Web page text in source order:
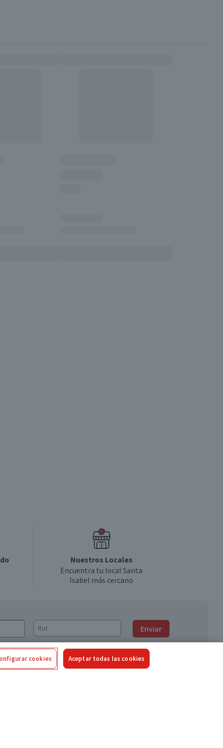
Nuestros Locales
Encuentra tu local Santa
Isabel más cercano
Enviar
cookies Aceptar todas las cookies